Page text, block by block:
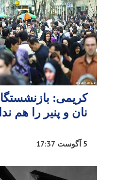
کریمی:
نان و پنیر را هم
5 آگوست 17:37